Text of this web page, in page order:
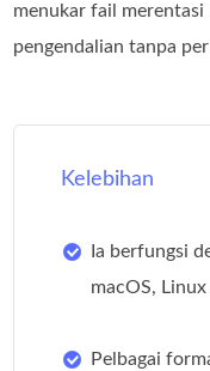
menukar fail
pengendalian tanpa
Kelebihan
Ia berfungsi
macOS,
Pelbagai